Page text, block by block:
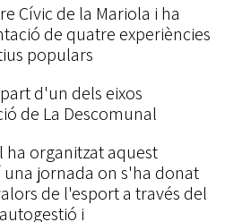
Cívic de la Mariola i ha
de quatre experiències
populars
d'un dels eixos
de La Descomunal
ha organitzat aquest
jornada on s'ha donat
de l'esport a través del
i